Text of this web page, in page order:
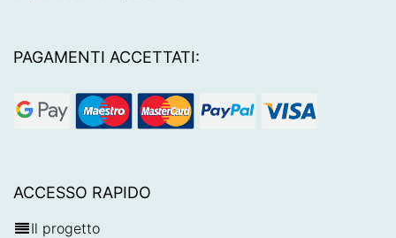
PAGAMENTI ACCETTATI:
ACCESSO RAPIDO
Il progetto